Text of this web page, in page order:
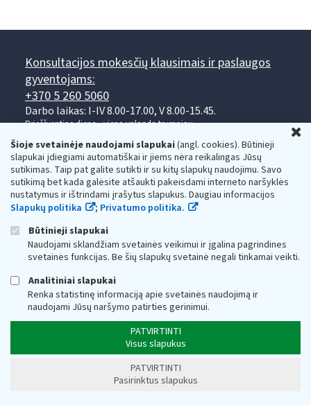
Šioje svetainėje naudojami slapukai(angl. cookies). Būtinieji
slapukai įdiegiami automatiškai ir jiems nėra reikalingas Jūsų
sutikimas. Taip pat galite sutikti ir su kitų slapukų naudojimu. Savo
sutikimą bet kada galėsite atšaukti pakeisdami interneto naršyklės
nustatymus ir ištrindami įrašytus slapukus. Daugiau informacijos
Slapukų politika
; Privatumo politika.
Būtinieji slapukai
Naudojami sklandžiam svetainės veikimui ir įgalina pagrindines
svetainės funkcijas. Be šių slapukų svetainė negali tinkamai veikti.
Analitiniai slapukai
Renka statistinę informaciją apie svetainės naudojimą ir
naudojami Jūsų naršymo patirties gerinimui.
PATVIRTINTI
Visus slapukus
PATVIRTINTI
Pasirinktus slapukus
Konsultacijos mokesčių klausimais ir paslaugos
gyventojams:
+370 5 260 5060
Darbo laikas: I-IV 8.00-17.00, V 8.00-15.45.
Prieššventinę dieną - viena valanda trumpiau.
Paklausimas perMano VMI
Valstybinė mokesčių inspekcija prie Lietuvos
Respublikos finansų ministerijos
Biudžetinė įstaiga. Juridinio asmens kodas — 188659752,
adresas: Vasario 16-osios g. 14, 01107 Vilnius, Lietuva, el.paštas:
vmi@vmi.lt, E. pristatymo dėžutės adresas 188659752
Duomenys apie Valstybinę mokesčių inspekciją prie Lietuvos
Respublikos finansų ministerijos kaupiami ir saugomi Juridinių